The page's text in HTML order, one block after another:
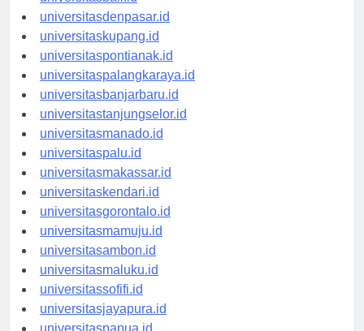
universitasbali.id
universitasdenpasar.id
universitaskupang.id
universitaspontianak.id
universitaspalangkaraya.id
universitasbanjarbaru.id
universitastanjungselor.id
universitasmanado.id
universitaspalu.id
universitasmakassar.id
universitaskendari.id
universitasgorontalo.id
universitasmamuju.id
universitasambon.id
universitasmaluku.id
universitassofifi.id
universitasjayapura.id